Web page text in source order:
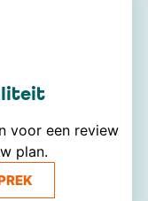
voor een review
plan.